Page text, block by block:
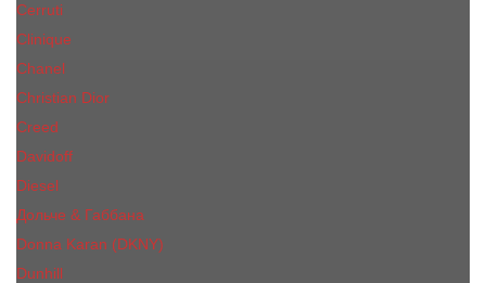
Cerruti
Сliniquе
Chanel
Christian Dior
Creed
Davidoff
Diesel
Дольче & Габбана
Donna Karan (DKNY)
Dunhill